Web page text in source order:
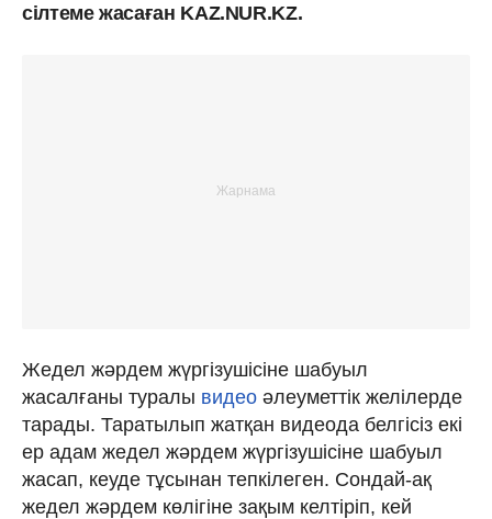
сілтеме жасаған KAZ.NUR.KZ.
Жедел жәрдем жүргізушісіне шабуыл
жасалғаны туралы видео әлеуметтік желілерде
тарады. Таратылып жатқан видеода белгісіз екі
ер адам жедел жәрдем жүргізушісіне шабуыл
жасап, кеуде тұсынан тепкілеген. Сондай-ақ
жедел жәрдем көлігіне зақым келтіріп, кей